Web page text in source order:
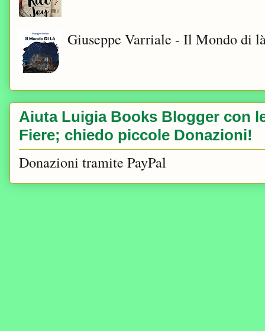
Giuseppe Varriale - Il Mondo di
Aiuta Luigia Books Blogger con
Fiere; chiedo piccole Donazioni!
Donazioni tramite PayPal